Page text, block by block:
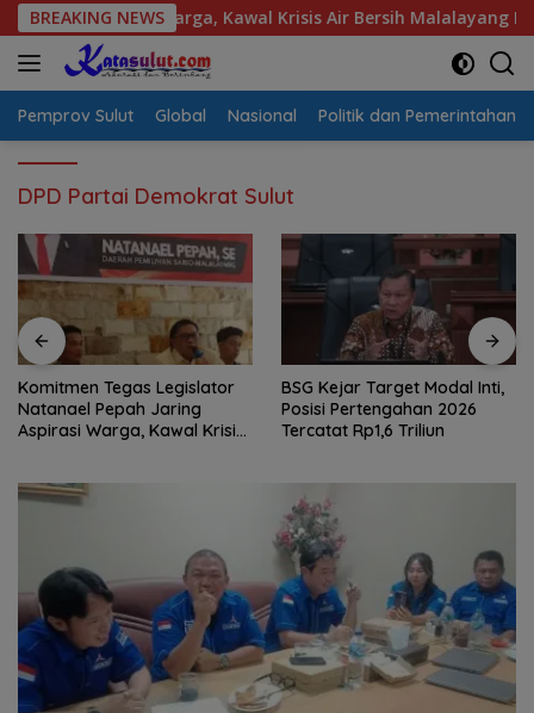
Langsung
ke
konten
BREAKING NEWS
Warga, Kawal Krisis Air Bersih Malalayang II Hingga
Pemprov Sulut Global Nasional Politik dan Pemerintahan
DPD Partai Demokrat Sulut
Komitmen Tegas Legislator
Natanael Pepah Jaring
Aspirasi Warga, Kawal Krisis
Infrastruktur
BSG Kejar Target Modal Inti,
Posisi Pertengahan 2026
Tercatat Rp1,6 Triliun